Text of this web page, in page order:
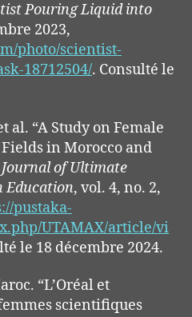
Pouring Liquid into
2023,
photo/scientist-
18712504/. Consulté le
al. “A Study on Female
in Morocco and
of Ultimate
Education, vol. 4, no. 2,
pustaka-
UTAMAX/article/vi
le 18 décembre 2024.
“L’Oréal et
scientifiques